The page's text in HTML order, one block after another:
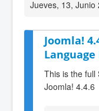
Jueves, 13, Junio
Joomla!
Language
This is the full
Joomla! 4.4.6